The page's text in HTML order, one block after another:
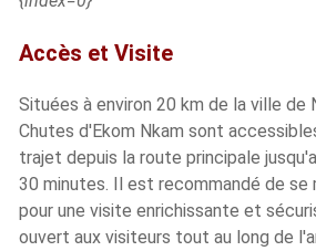
Accès et Visite
Situées à environ 20 km de la ville de
Chutes d'Ekom Nkam sont
trajet depuis la route principale
30 minutes. Il est recommandé de se
pour une visite enrichissante et
ouvert aux visiteurs tout au long de